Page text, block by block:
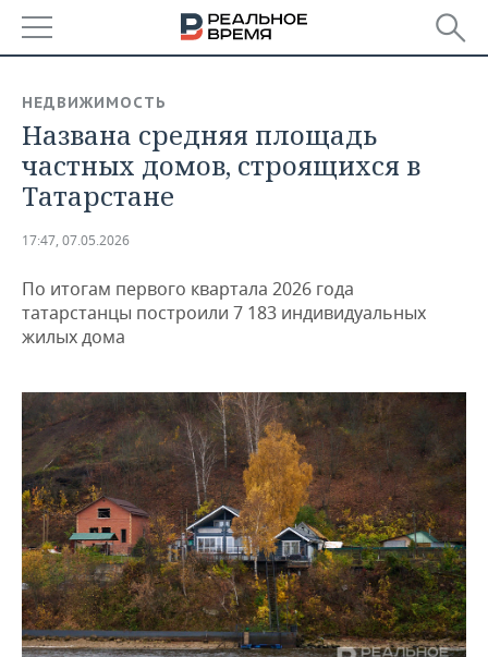
БАШКОРТОСТАН
ТАТАРСТАН
НОВОСТИ
АНАЛИТИКА
ДЕКЛАРАЦИИ О ДОХОДАХ
КОРОЛИ ГОСЗАКАЗА ПФО
КОМУ ПРИНАДЛЕЖАТ
ТОРГОВЫЕ ЦЕНТРЫ
ТАТАРСТАНА
НОВОСТИ ЭКОНОМИКИ
ФИНАНСЫ
БЮДЖЕТ
ИНВЕСТИЦИИ
ПРОМЫШЛЕННОСТЬ
НОВОСТИ
ПРОМЫШЛЕННОСТИ
АГРОПРОМ
МАШИНОСТРОЕНИЕ
НЕФТЕХИМИЯ
НЕФТЬ
ОПК
ЭНЕРГЕТИКА
НЕДВИЖИМОСТЬ
НОВОСТИ АВТО
БИЗНЕС
НОВОСТИ БИЗНЕСА
РОЗНИЧНАЯ ТОРГОВЛЯ
ТРАНСПОРТ
УСЛУГИ
ТЕХНОЛОГИИ
НОВОСТИ ТЕХНОЛОГИЙ
IT
МЕДИА
МЕРОПРИЯТИЯ
НОВОСТИ МЕРОПРИЯТИЙ
ВЫЕЗДНАЯ РЕДАКЦИЯ
СПОРТ
НОВОСТИ СПОРТА
ОБЩЕСТВО
НЕДВИЖИМОСТЬ
Названа средняя площадь
частных домов, строящихся в
Татарстане
17:47, 07.05.2026
По итогам первого квартала 2026 года
татарстанцы построили 7 183 индивидуальных
жилых дома